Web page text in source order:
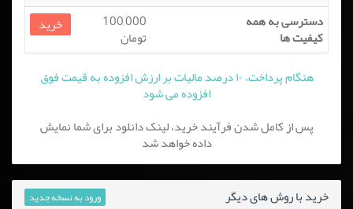
دسترسی به همه
کیفیت ها
100,000
تومان
خرید
هنگام پرداخت، ۱۰ درصد مالیات بر ارزش افزوده به قیمت فوق
افزوده می شود
پس از کامل شدن فرآیند خرید، لینک دانلود برای شما نمایش
داده خواهد شد
خرید با روش های دیگر ورود به نسخه جدید